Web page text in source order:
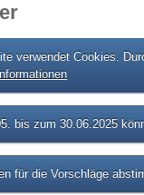
verwendet Cookies.
bis zum 30.06.2025
für die Vorschläge